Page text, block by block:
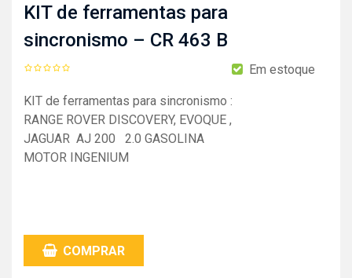
KIT de ferramentas para
sincronismo – CR 463 B
Em estoque
KIT de ferramentas para sincronismo :
RANGE ROVER DISCOVERY, EVOQUE ,
JAGUAR AJ 200 2.0 GASOLINA
MOTOR INGENIUM
COMPRAR